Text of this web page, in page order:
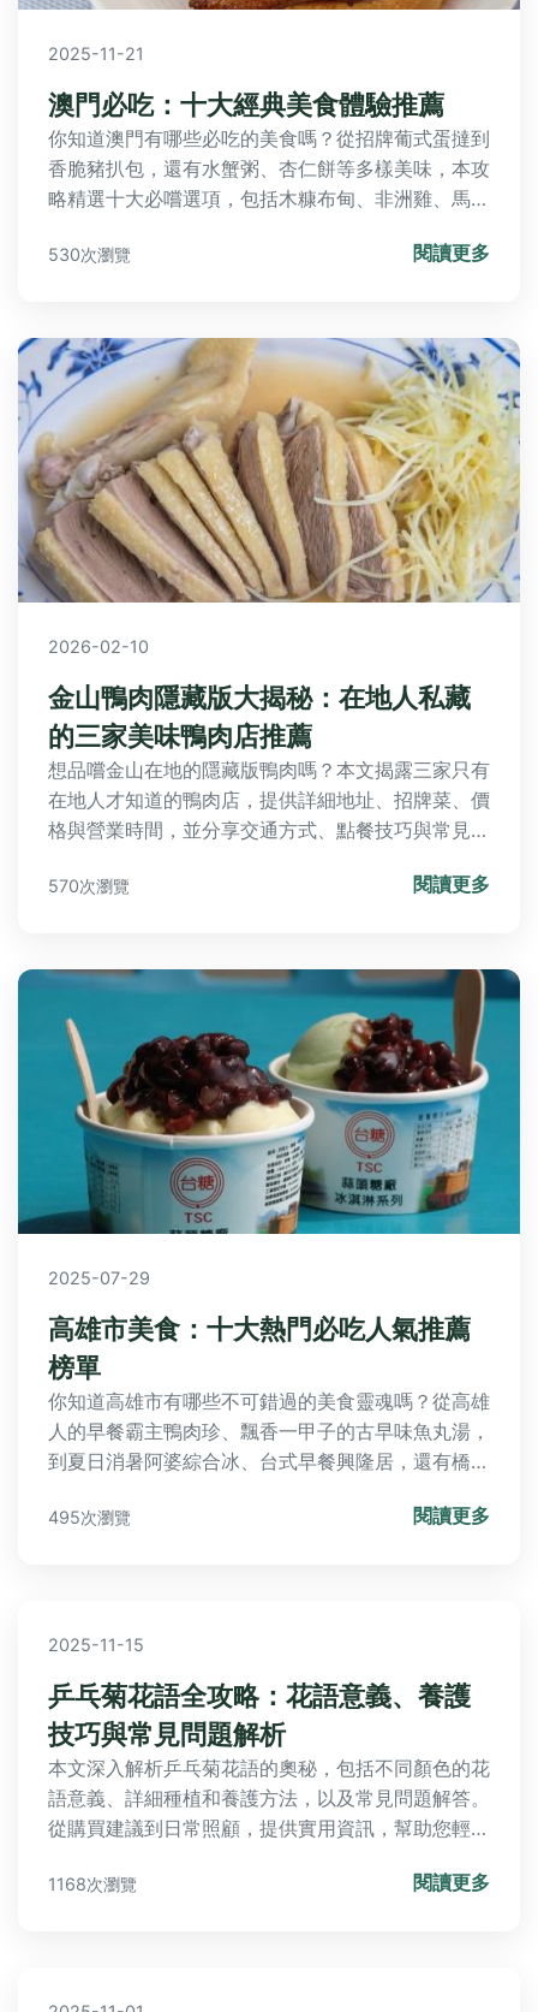
2025-11-21
澳門必吃：十大經典美食體驗推薦
你知道澳門有哪些必吃的美食嗎？從招牌葡式蛋撻到
香脆豬扒包，還有水蟹粥、杏仁餅等多樣美味，本攻
略精選十大必嚐選項，包括木糠布甸、非洲雞、馬介
味，滿足你的味蕾之旅！
530次瀏覽 閱讀更多
2026-02-10
金山鴨肉隱藏版大揭秘：在地人私藏
的三家美味鴨肉店推薦
想品嚐金山在地的隱藏版鴨肉嗎？本文揭露三家只有
在地人才知道的鴨肉店，提供詳細地址、招牌菜、價
格與營業時間，並分享交通方式、點餐技巧與常見錯
570次瀏覽 閱讀更多
2025-07-29
高雄市美食：十大熱門必吃人氣推薦
榜單
你知道高雄市有哪些不可錯過的美食靈魂嗎？從高雄
人的早餐霸主鴨肉珍、飄香一甲子的古早味魚丸湯，
到夏日消暑阿婆綜合冰、台式早餐興隆居，還有橋頭
香腸、澎湃海鮮粥阿蓮河粉、老市場華麗鴨肉本，以
495次瀏覽 閱讀更多
2025-11-15
乒乓菊花語全攻略：花語意義、養護
技巧與常見問題解析
本文深入解析乒乓菊花語的奧秘，包括不同顏色的花
語意義、詳細種植和養護方法，以及常見問題解答。
從購買建議到日常照顧，提供實用資訊，幫助您輕鬆
1168次瀏覽 閱讀更多